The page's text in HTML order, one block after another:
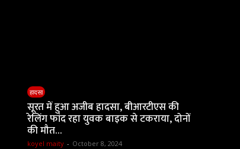
हादसा
सूरत में हुआ अजीब हादसा, बीआरटीएस की
रेलिंग फांद रहा युवक बाइक से टकराया, दोनों
की मौत…
koyel maity - October 8, 2024